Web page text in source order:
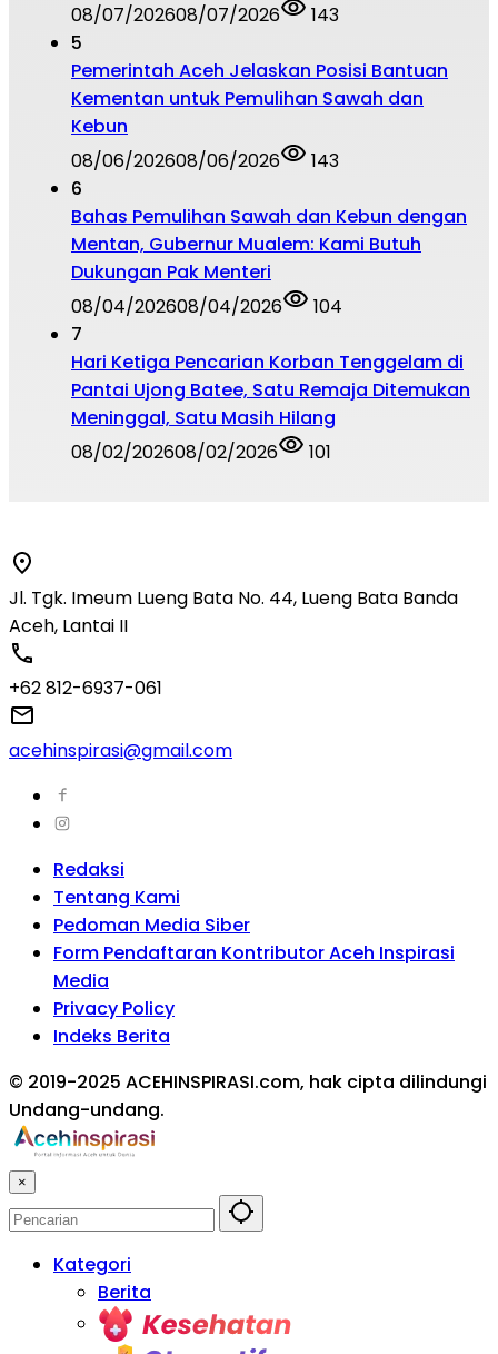
08/07/202608/07/2026
143
5
Pemerintah Aceh Jelaskan Posisi Bantuan
Kementan untuk Pemulihan Sawah dan
Kebun
08/06/202608/06/2026
143
6
Bahas Pemulihan Sawah dan Kebun dengan
Mentan, Gubernur Mualem: Kami Butuh
Dukungan Pak Menteri
08/04/202608/04/2026
104
7
Hari Ketiga Pencarian Korban Tenggelam di
Pantai Ujong Batee, Satu Remaja Ditemukan
Meninggal, Satu Masih Hilang
08/02/202608/02/2026 101
Jl. Tgk. Imeum Lueng Bata No. 44, Lueng Bata Banda
Aceh, Lantai II
+62 812-6937-061
acehinspirasi@gmail.com
Redaksi
Tentang Kami
Pedoman Media Siber
Form Pendaftaran Kontributor Aceh Inspirasi
Media
Privacy Policy
Indeks Berita
© 2019-2025 ACEHINSPIRASI.com, hak cipta dilindungi
Undang-undang.
×
Kategori
Berita